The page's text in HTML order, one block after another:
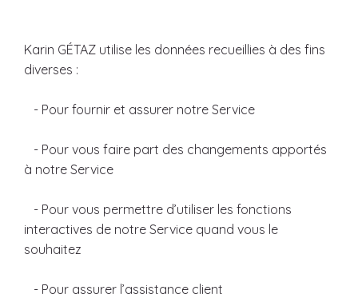
Karin GÉTAZ utilise les données recueillies à des fins
diverses :
- Pour fournir et assurer notre Service
- Pour vous faire part des changements apportés
à notre Service
- Pour vous permettre d’utiliser les fonctions
interactives de notre Service quand vous le
souhaitez
- Pour assurer l’assistance client